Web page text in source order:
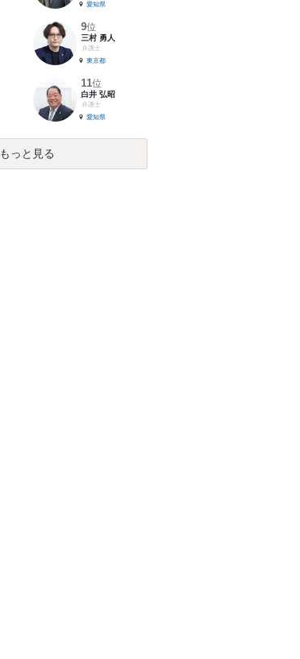
愛知県
9位
三村 勇人
弁護士
東京都
11位
白井 弘昭
弁護士
愛知県
もっと見る